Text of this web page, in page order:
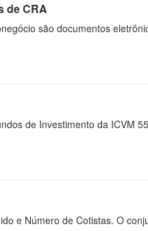
de CRA
são documentos
de Investimento da ICVM
e Número de Cotistas. O